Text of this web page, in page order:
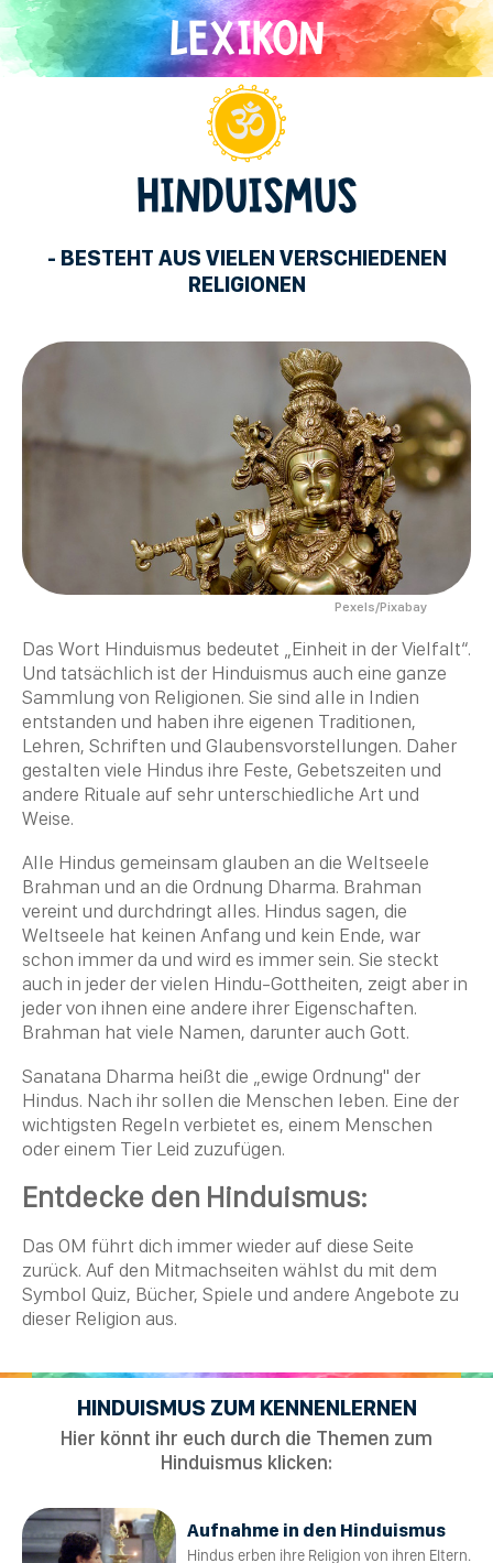
Direkt
zum
Inhalt
HINDUISMUS
- BESTEHT AUS VIELEN VERSCHIEDENEN
RELIGIONEN
Pexels/Pixabay
Das Wort Hinduismus bedeutet „Einheit in der Vielfalt“.
Und tatsächlich ist der Hinduismus auch eine ganze
Sammlung von Religionen. Sie sind alle in Indien
entstanden und haben ihre eigenen Traditionen,
Lehren, Schriften und Glaubensvorstellungen. Daher
gestalten viele Hindus ihre Feste, Gebetszeiten und
andere Rituale auf sehr unterschiedliche Art und
Weise.
Alle Hindus gemeinsam glauben an die Weltseele
Brahman und an die Ordnung Dharma. Brahman
vereint und durchdringt alles. Hindus sagen, die
Weltseele hat keinen Anfang und kein Ende, war
schon immer da und wird es immer sein. Sie steckt
auch in jeder der vielen Hindu-Gottheiten, zeigt aber in
jeder von ihnen eine andere ihrer Eigenschaften.
Brahman hat viele Namen, darunter auch Gott.
Sanatana Dharma heißt die „ewige Ordnung" der
Hindus. Nach ihr sollen die Menschen leben. Eine der
wichtigsten Regeln verbietet es, einem Menschen
oder einem Tier Leid zuzufügen.
Entdecke den Hinduismus:
Das OM führt dich immer wieder auf diese Seite
zurück. Auf den Mitmachseiten wählst du mit dem
Symbol Quiz, Bücher, Spiele und andere Angebote zu
dieser Religion aus.
HINDUISMUS ZUM KENNENLERNEN
Hier könnt ihr euch durch die Themen zum
Hinduismus klicken:
Aufnahme in den Hinduismus
Hindus erben ihre Religion von ihren Eltern.